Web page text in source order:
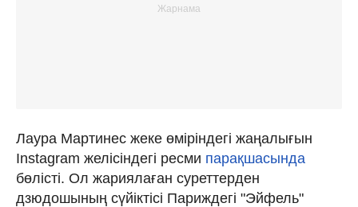
Лаура Мартинес жеке өміріндегі жаңалығын
Instagram желісіндегі ресми парақшасында
бөлісті. Ол жариялаған суреттерден
дзюдошының сүйіктісі Париждегі "Эйфель"